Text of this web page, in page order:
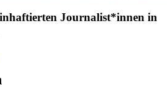
Journalist*innen in